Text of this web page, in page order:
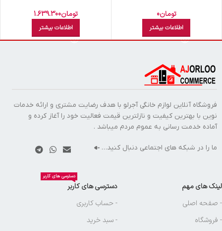
تومان0
اطلاعات بیشتر
تومان1.639.300
اطلاعات بیشتر
فروشگاه آنلاین لوازم خانگی آجرلو با هدف رضایت مشتری و ارائه خدمات
نوین با بهترین کیفیت و نازلترین قیمت فعالیت خود را آغاز کرده و
آماده خدمت رسانی به عموم مردم میباشد .
ما را در شبکه های اجتماعی دنبال کنید…
لینک های مهم
- صفحه اصلی
- فروشگاه
دسترسی های کاربر
دسترسی های کاربر
- حساب کاربری
- سبد خرید